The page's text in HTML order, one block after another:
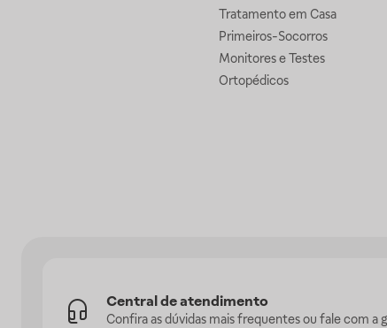
Tratamento em Casa
Primeiros-Socorros
Monitores e Testes
Ortopédicos
Central de atendimento
Confira as dúvidas mais frequentes ou fale com a